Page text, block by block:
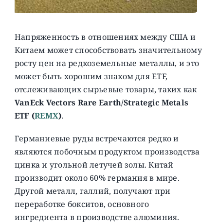
Напряженность в отношениях между США и
Китаем может способствовать значительному
росту цен на редкоземельные металлы, и это
может быть хорошим знаком для ETF,
отслеживающих сырьевые товары, таких как
VanEck Vectors Rare Earth/Strategic Metals
ETF (REMX).
Германиевые руды встречаются редко и
являются побочным продуктом производства
цинка и угольной летучей золы. Китай
производит около 60% германия в мире.
Другой металл, галлий, получают при
переработке бокситов, основного
ингредиента в производстве алюминия.